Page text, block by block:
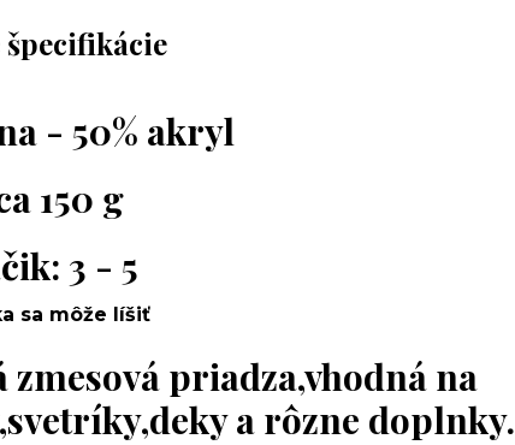
- 50% akryl
150 g
3 - 5
sa môže líšiť
priadza,vhodná na
a rôzne doplnky.